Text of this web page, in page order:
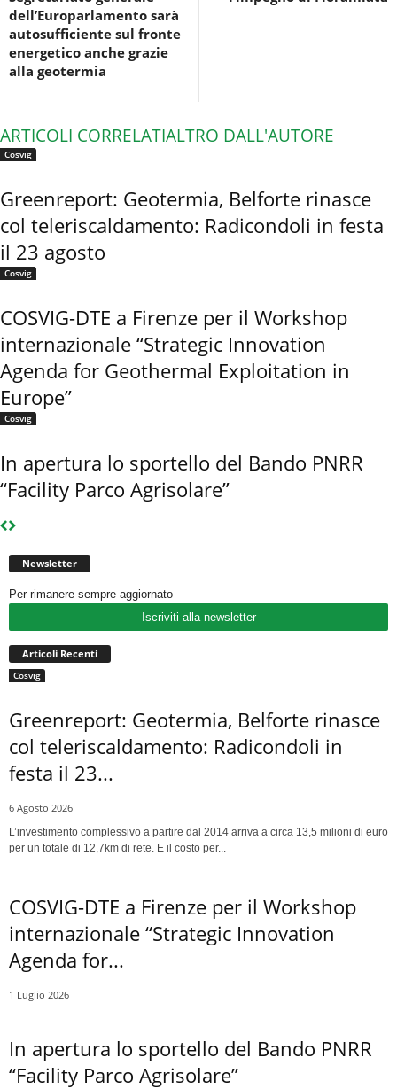
dell’Europarlamento sarà
autosufficiente sul fronte
energetico anche grazie
alla geotermia
ARTICOLI CORRELATIALTRO DALL'AUTORE
Cosvig
Greenreport: Geotermia, Belforte rinasce
col teleriscaldamento: Radicondoli in festa
il 23 agosto
Cosvig
COSVIG-DTE a Firenze per il Workshop
internazionale “Strategic Innovation
Agenda for Geothermal Exploitation in
Europe”
Cosvig
In apertura lo sportello del Bando PNRR
“Facility Parco Agrisolare”
Newsletter
Per rimanere sempre aggiornato
Iscriviti alla newsletter
Articoli Recenti
Cosvig
Greenreport: Geotermia, Belforte rinasce
col teleriscaldamento: Radicondoli in
festa il 23...
6 Agosto 2026
L’investimento complessivo a partire dal 2014 arriva a circa 13,5 milioni di euro
per un totale di 12,7km di rete. E il costo per...
COSVIG-DTE a Firenze per il Workshop
internazionale “Strategic Innovation
Agenda for...
1 Luglio 2026
In apertura lo sportello del Bando PNRR
“Facility Parco Agrisolare”